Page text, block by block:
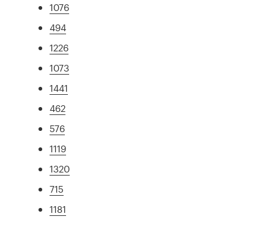
1076
494
1226
1073
1441
462
576
1119
1320
715
1181